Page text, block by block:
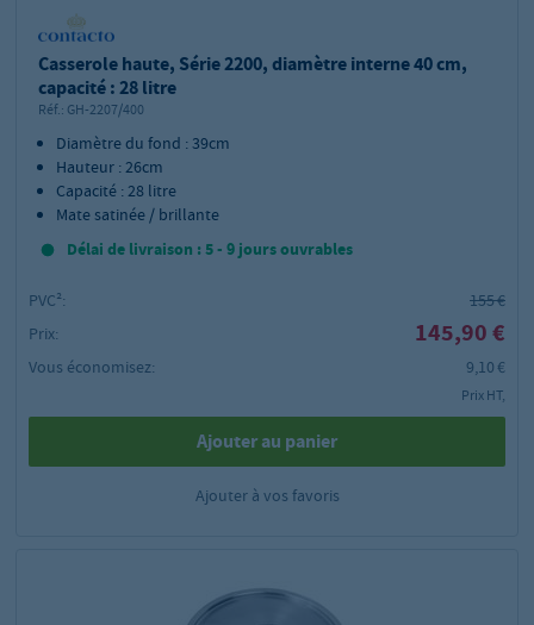
Casserole haute, Série 2200, diamètre interne 40 cm,
capacité : 28 litre
Réf.: GH-2207/400
Diamètre du fond : 39cm
Hauteur : 26cm
Capacité : 28 litre
Mate satinée / brillante
Délai de livraison : 5 - 9 jours ouvrables
PVC²:
155 €
Prix:
145,90 €
Vous économisez: 9,10 €
Prix HT,
Ajouter au panier
Ajouter à vos favoris